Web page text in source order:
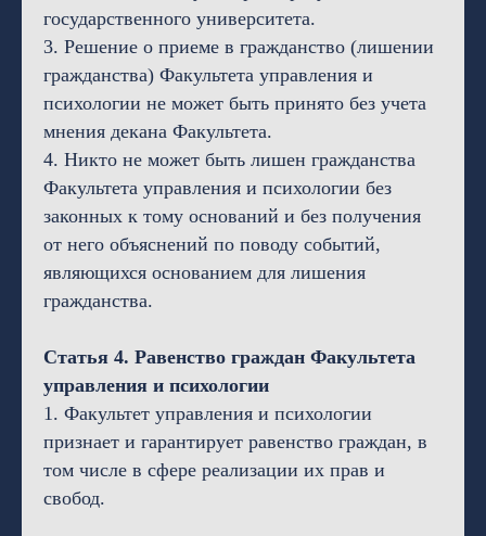
государственного университета.
3. Решение о приеме в гражданство (лишении
гражданства) Факультета управления и
психологии не может быть принято без учета
мнения декана Факультета.
4. Никто не может быть лишен гражданства
Факультета управления и психологии без
законных к тому оснований и без получения
от него объяснений по поводу событий,
являющихся основанием для лишения
гражданства.
Статья 4. Равенство граждан Факультета
управления и психологии
1. Факультет управления и психологии
признает и гарантирует равенство граждан, в
том числе в сфере реализации их прав и
свобод.